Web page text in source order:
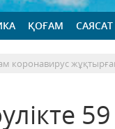
ҚОҒАМ САЯСАТ
коронавирус